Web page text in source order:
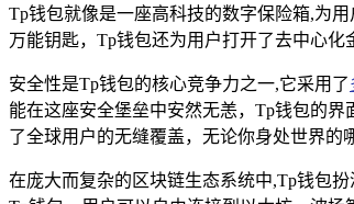
Tp钱包就像是一座高科技的数字保险箱,为
万能钥匙，Tp钱包还为用户打开了去中心化
安全性是Tp钱包的核心竞争力之一,它采用了
能在这座安全堡垒中安然无恙，Tp钱包的
了全球用户的无缝覆盖，无论你身处世界的
在庞大而复杂的区块链生态系统中,Tp钱包